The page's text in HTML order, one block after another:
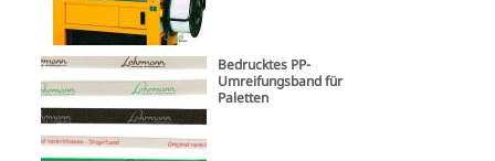
Bedrucktes PP-
Umreifungsband für
Paletten